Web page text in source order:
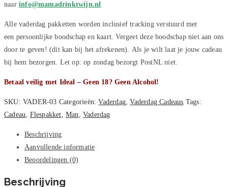
naar info@mamadrinktwijn.nl
Alle vaderdag pakketten worden inclusief tracking verstuurd met
een persoonlijke boodschap en kaart. Vergeet deze boodschap niet aan ons
door te geven! (dit kan bij het afrekenen). Als je wilt laat je jouw cadeau
bij hem bezorgen. Let op: op zondag bezorgt PostNL niet.
Betaal veilig met Ideal – Geen 18? Geen Alcohol!
SKU: VADER-03 Categorieën:Vaderdag,Vaderdag Cadeaus Tags:
Cadeau, Flespakket,Man,Vaderdag
Beschrijving
Aanvullende informatie
Beoordelingen (0)
Beschrijving